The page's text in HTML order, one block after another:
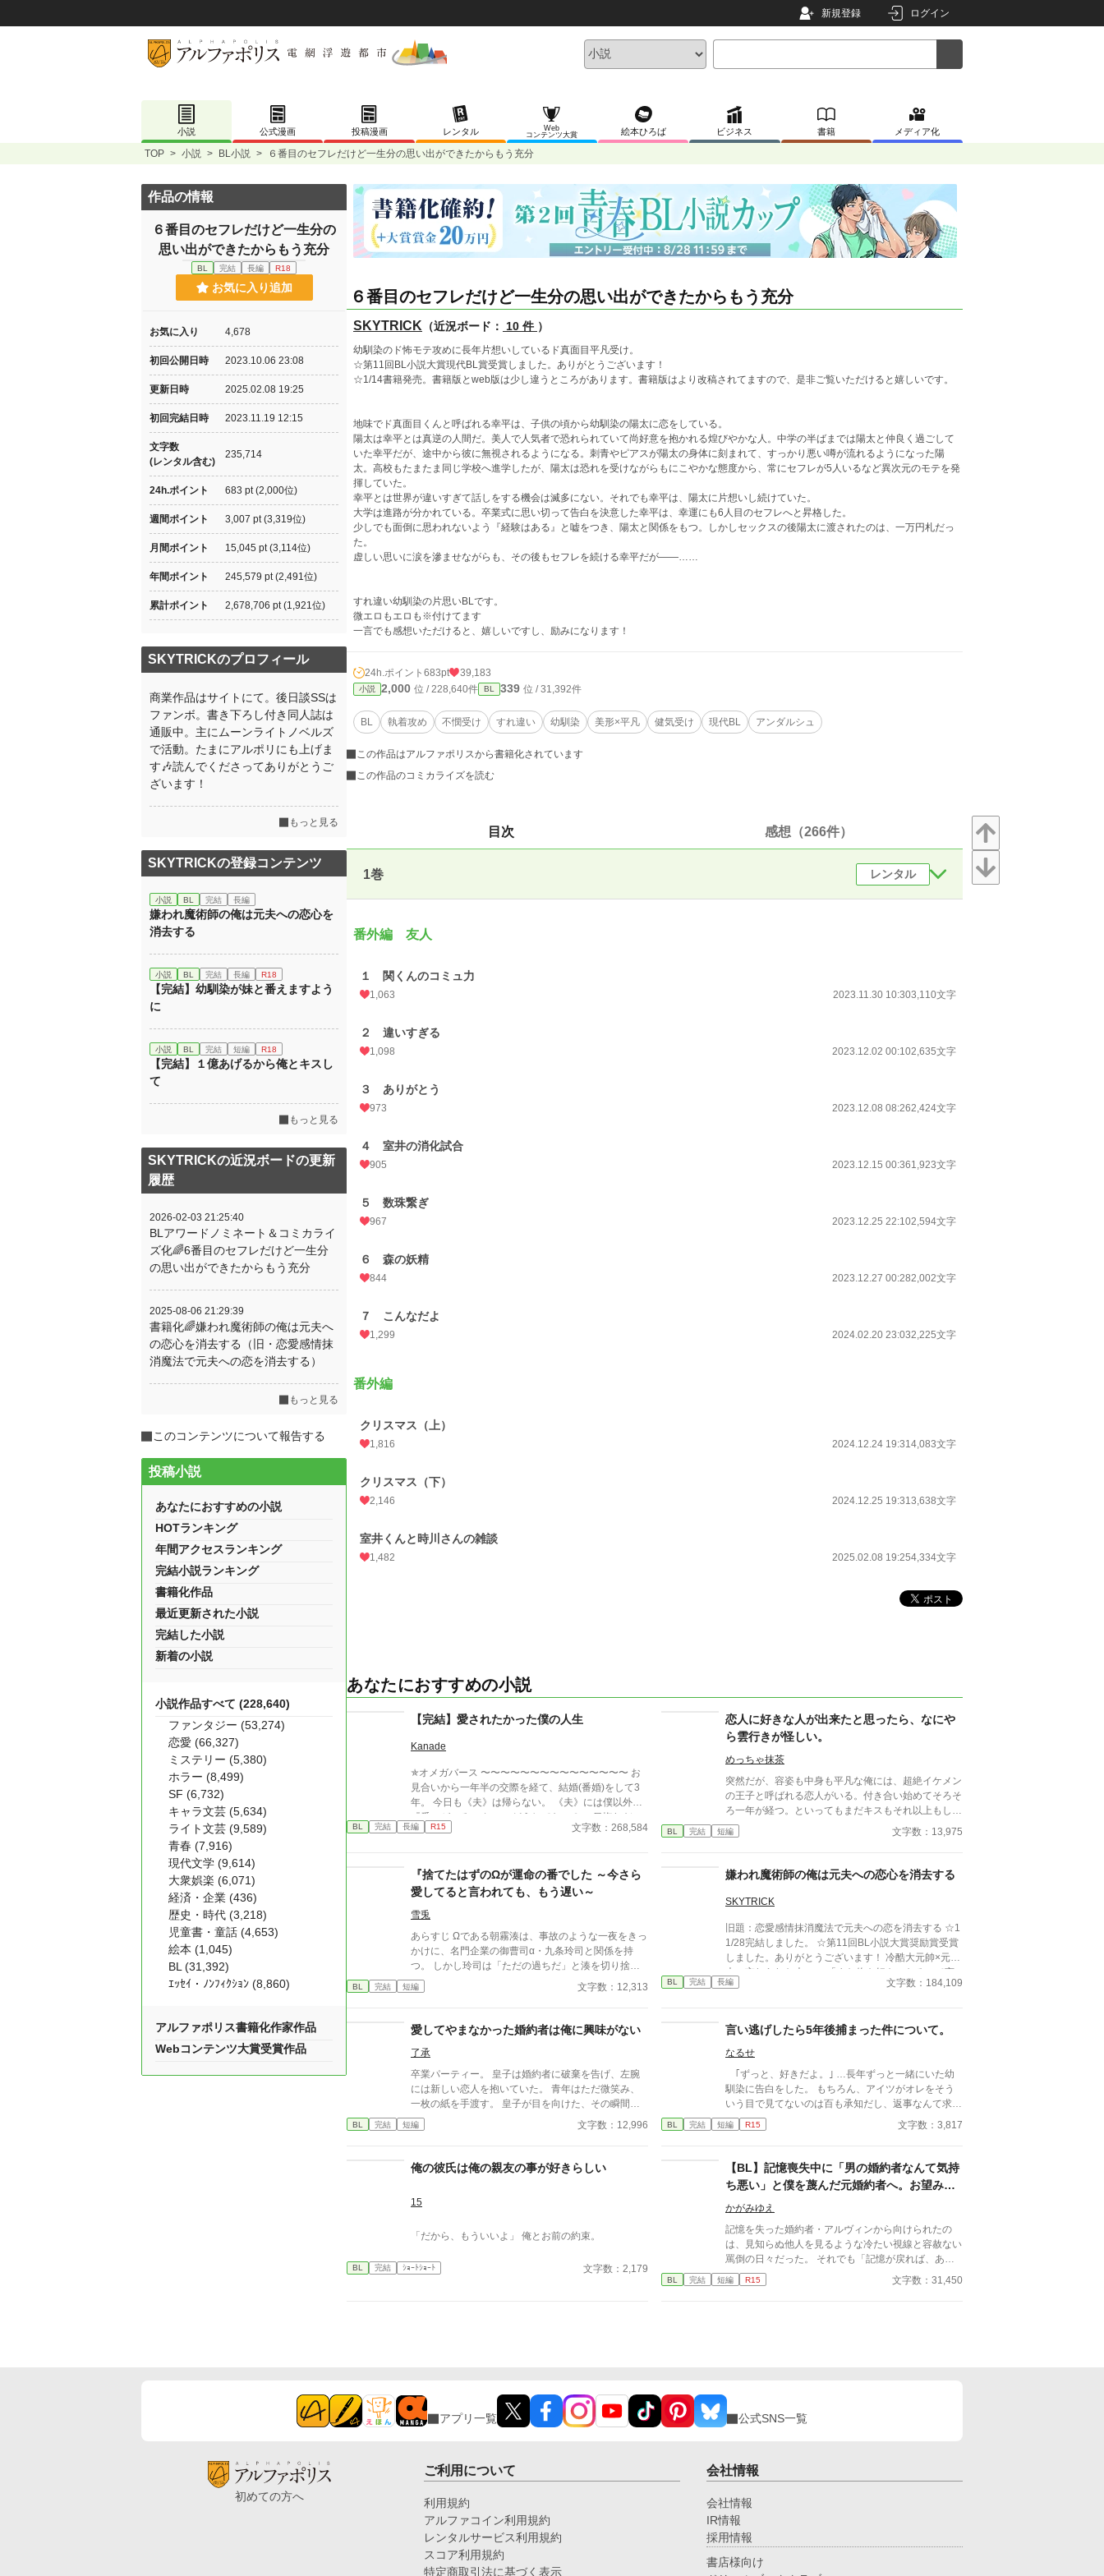
新規登録 ログイン
小説 公式漫画 投稿漫画 レンタル
Web
コンテンツ大賞
絵本ひろば ビジネス 書籍 メディア化
TOP > 小説 > BL小説 > ６番目のセフレだけど一生分の思い出ができたからもう充分
６番目のセフレだけど一生分の思い出ができたからもう充分
SKYTRICK （近況ボード： 10 件 ）
幼馴染のド怖モテ攻めに長年片想いしているド真面目平凡受け。
☆第11回BL小説大賞現代BL賞受賞しました。ありがとうございます！
☆1/14書籍発売。書籍版とweb版は少し違うところがあります。書籍版はより改稿されてますので、是非ご覧いただけると嬉しいです。
地味でド真面目くんと呼ばれる幸平は、子供の頃から幼馴染の陽太に恋をしている。
陽太は幸平とは真逆の人間だ。美人で人気者で恐れられていて尚好意を抱かれる煌びやかな人。中学の半ばまでは陽太と仲良く過ごして
いた幸平だが、途中から彼に無視されるようになる。刺青やピアスが陽太の身体に刻まれて、すっかり悪い噂が流れるようになった陽
太。高校もたまたま同じ学校へ進学したが、陽太は恐れを受けながらもにこやかな態度から、常にセフレが5人いるなど異次元のモテを発
揮していた。
幸平とは世界が違いすぎて話しをする機会は滅多にない。それでも幸平は、陽太に片想いし続けていた。
大学は進路が分かれている。卒業式に思い切って告白を決意した幸平は、幸運にも6人目のセフレへと昇格した。
少しでも面倒に思われないよう『経験はある』と嘘をつき、陽太と関係をもつ。しかしセックスの後陽太に渡されたのは、一万円札だっ
た。
虚しい思いに涙を滲ませながらも、その後もセフレを続ける幸平だが——……
すれ違い幼馴染の片思いBLです。
微エロもエロも※付けてます
一言でも感想いただけると、嬉しいですし、励みになります！
24h.ポイント 683pt 39,183
小説 2,000 位 / 228,640件 BL 339 位 / 31,392件
BL 執着攻め 不憫受け すれ違い 幼馴染 美形×平凡 健気受け 現代BL アンダルシュ
この作品はアルファポリスから書籍化されています
この作品のコミカライズを読む
目次 感想（266件）
1巻 レンタル
番外編 友人
１ 関くんのコミュ力
1,063 2023.11.30 10:303,110文字
２ 違いすぎる
1,098 2023.12.02 00:102,635文字
３ ありがとう
973 2023.12.08 08:262,424文字
４ 室井の消化試合
905 2023.12.15 00:361,923文字
５ 数珠繋ぎ
967 2023.12.25 22:102,594文字
６ 森の妖精
844 2023.12.27 00:282,002文字
７ こんなだよ
1,299 2024.02.20 23:032,225文字
番外編
クリスマス（上）
1,816 2024.12.24 19:314,083文字
クリスマス（下）
2,146 2024.12.25 19:313,638文字
室井くんと時川さんの雑談
1,482 2025.02.08 19:254,334文字
あなたにおすすめの小説
【完結】愛されたかった僕の人生
Kanade
✯オメガバース 〜〜〜〜〜〜〜〜〜〜〜〜〜〜〜 お
見合いから一年半の交際を経て、結婚(番婚)をして3
年。 今日も《夫》は帰らない。 《夫》には僕以外の
『番』がいる。 ねぇ、どうしてなの？ 一目惚れだっ
て言ったじゃない。 愛してるって言ってくれたじゃ
ーーーーーーーー ✻改稿版を他サイトにて投稿公開中
です。
BL 完結 長編 R15 文字数：268,584
恋人に好きな人が出来たと思ったら、なにや
ら雲行きが怪しい。
めっちゃ抹茶
突然だが、容姿も中身も平凡な俺には、超絶イケメン
の王子と呼ばれる恋人がいる。付き合い始めてそろそ
ろ一年が経つ。といってもまだキスもそれ以上もした
事がない健全なお付き合い。王子は優しいけど意地悪
で、いつも俺の心臓を高鳴らせてくる——だけどそれ
ない。付き合っているのか定かじゃない関係。挙句
に、今遠目から見つけた王子の側には可憐な女の子。
彼女が彼に寄り掛かって二人がキスをしている。 そ
スイッチが切れたようにその場に立ち尽くした、その
時だった。前にいる彼から聞いたこともない怒声が俺
の耳に届いたのは。 ⚪︎佐藤玲央……微笑みの王子と呼
ばれ、常に笑顔を絶やさない。物腰柔らかな姿勢に男
女問わずモテる ⚪︎中田真……両親の転勤で引っ越して
も多分バレない ※全四話、予約投稿済み。 本編に攻
めの名前が出てこないの書き終わってから気が付い
5に投稿予定←しました。Rを書くかはまだ悩み中
BL 完結 短編 文字数：13,975
『捨てたはずのΩが運命の番でした ～今さら
愛してると言われても、もう遅い～
雪兎
あらすじ Ωである朝霧湊は、事故のような一夜をきっ
かけに、名門企業の御曹司α・九条玲司と関係を持
つ。 しかし玲司は「ただの過ちだ」と湊を切り捨
て、政略結婚のためβの婚約者との未来を選んだ。 深
く傷ついた湊は、彼の前から姿を消す。 数か月後―
『遅咲きΩ』として覚醒する。 その瞬間、玲司は初め
て湊こそが運命の番だったと知る。 「戻ってきてく
れ」 今さら必死に追いかけてくる玲司。 だが湊の隣
には、自分を支え続けてくれた医師のα・神崎伊織が
いた。 「あなたは俺を捨てたでしょう」 後悔に苦し
むα、執着する第二のα、そして希少Ωを巡る陰謀。
―。 捨てた側の後悔と執着が加速する、すれ違いオ
BL 完結 短編 文字数：12,313
嫌われ魔術師の俺は元夫への恋心を消去する
SKYTRICK
旧題：恋愛感情抹消魔法で元夫への恋を消去する ☆1
1/28完結しました。 ☆第11回BL小説大賞奨励賞受賞
しました。ありがとうございます！ 冷酷大元帥×元娼
夫の忘れられた夫 ——「また俺を好きになるって言
ったのに、嘘つき」 元娼夫で現魔術師であるエディ
国軍の大元帥であるロイ・オークランスの使者が元帥
ランスの名を知らぬ者は世界でもそうそういない。魔
族の血を引くロイは人間から畏怖を大いに集めながら
も、大将として国防戦争に打ち勝ち、たった二十九歳
で大元帥として全軍のトップに立っている。 その元
帥命令の内容というのは、五年前に最愛の妻を亡くし
たロイを、魔族への本能的な恐怖を感じないサラが慰
クランスを亡くし、悲しみに苛まれている。あまりの
辛さで『奥様』に関する記憶すら忘却してしまったら
しい。半ば強引にロイの元へ連れていかれるサラは、
彼に己を『サラ』と名乗る。だが、 ——「失せろ。
お前のような娼夫など必要としていない」 噂通り冷
酷なロイの口からは罵詈雑言が放たれた。ロイは穢ら
わしい娼夫を睨みつけ去ってしまう。使者らは最愛の
妻を亡くしたロイを憐れむばかりで、まるでサラの様
子を気にしていない。 誰も、サラこそが五年前に亡
す！
BL 完結 長編 文字数：184,109
愛してやまなかった婚約者は俺に興味がない
了承
卒業パーティー。 皇子は婚約者に破棄を告げ、左腕
には新しい恋人を抱いていた。 青年はただ微笑み、
一枚の紙を手渡す。 皇子が目を向けた、その瞬間
——。 「この瞬間だと思った。」 すべてを愛で終わ
らせた、沈黙の恋の物語。 IFストーリーあり 誤字
BL 完結 短編 文字数：12,996
言い逃げしたら5年後捕まった件について。
なるせ
｢ずっと、好きだよ。｣ …長年ずっと一緒にいた幼
馴染に告白をした。 もちろん、アイツがオレをそう
いう目で見てないのは百も承知だし、返事なんて求め
てない。 ただ、これからはもう一緒にいないから…
想いを伝えるぐらい、許してくれ。 そう思って告
5年経ったんだけど… なんでアイツに馬乗りにされ
てるわけ！？ ーーーーー 美形×平凡っていいですよ
ね、、、、
BL 完結 短編 R15 文字数：3,817
俺の彼氏は俺の親友の事が好きらしい
15
「だから、もういいよ」 俺とお前の約束。
BL 完結 ｼｮｰﾄｼｮｰﾄ 文字数：2,179
​【BL】記憶喪失中に「男の婚約者なんて気持
ち悪い」と僕を蔑んだ元婚約者へ。お望み通
り消えてあげましたので、今更記憶が戻った
かがみゆえ
記憶を失った婚約者・アルヴィンから向けられたの
は、見知らぬ他人を見るような冷たい視線と容赦ない
罵倒の日々だった。 それでも「記憶が戻れば、あの
優しい彼に戻るはず」と耐え続けたニコラス。 しか
し、アルヴィンがみんなの前でニコラスの手紙を破り
BL 完結 短編 R15 文字数：31,450
作品の情報
６番目のセフレだけど一生分の
思い出ができたからもう充分
BL 完結 長編 R18
お気に入り追加
お気に入り 4,678
初回公開日時 2023.10.06 23:08
更新日時 2025.02.08 19:25
初回完結日時 2023.11.19 12:15
文字数
(レンタル含む)
235,714
24h.ポイント 683 pt (2,000位)
週間ポイント 3,007 pt (3,319位)
月間ポイント 15,045 pt (3,114位)
年間ポイント 245,579 pt (2,491位)
累計ポイント 2,678,706 pt (1,921位)
SKYTRICKのプロフィール
商業作品はサイトにて。後日談SSは
ファンボ。書き下ろし付き同人誌は
通販中。主にムーンライトノベルズ
で活動。たまにアルポリにも上げま
す🎶読んでくださってありがとうご
ざいます！
もっと見る
SKYTRICKの登録コンテンツ
小説 BL 完結 長編
嫌われ魔術師の俺は元夫への恋心を
消去する
小説 BL 完結 長編 R18
【完結】幼馴染が妹と番えますよう
に
小説 BL 完結 短編 R18
【完結】１億あげるから俺とキスし
て
もっと見る
SKYTRICKの近況ボードの更新
履歴
2026-02-03 21:25:40
BLアワードノミネート＆コミカライ
ズ化🌈6番目のセフレだけど一生分
の思い出ができたからもう充分
2025-08-06 21:29:39
書籍化🌈嫌われ魔術師の俺は元夫へ
の恋心を消去する（旧・恋愛感情抹
消魔法で元夫への恋を消去する）
もっと見る
このコンテンツについて報告する
投稿小説
あなたにおすすめの小説
HOTランキング
年間アクセスランキング
完結小説ランキング
書籍化作品
最近更新された小説
完結した小説
新着の小説
小説作品すべて (228,640)
ファンタジー (53,274)
恋愛 (66,327)
ミステリー (5,380)
ホラー (8,499)
SF (6,732)
キャラ文芸 (5,634)
ライト文芸 (9,589)
青春 (7,916)
現代文学 (9,614)
大衆娯楽 (6,071)
経済・企業 (436)
歴史・時代 (3,218)
児童書・童話 (4,653)
絵本 (1,045)
BL (31,392)
ｴｯｾｲ・ﾉﾝﾌｨｸｼｮﾝ (8,860)
アルファポリス書籍化作家作品
Webコンテンツ大賞受賞作品
アプリ一覧 公式SNS一覧
初めての方へ
ご利用について
利用規約
アルファコイン利用規約
レンタルサービス利用規約
スコア利用規約
特定商取引法に基づく表示
会社情報
会社情報
IR情報
採用情報
書店様向け